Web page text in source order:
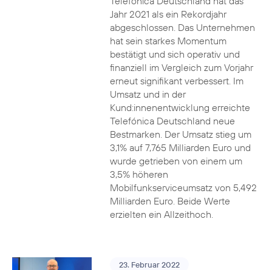
Jahr 2021 als ein Rekordjahr
abgeschlossen. Das Unternehmen
hat sein starkes Momentum
bestätigt und sich operativ und
finanziell im Vergleich zum Vorjahr
erneut signifikant verbessert. Im
Umsatz und in der
Kund:innenentwicklung erreichte
Telefónica Deutschland neue
Bestmarken. Der Umsatz stieg um
3,1% auf 7,765 Milliarden Euro und
wurde getrieben von einem um
3,5% höheren
Mobilfunkserviceumsatz von 5,492
Milliarden Euro. Beide Werte
erzielten ein Allzeithoch.
23. Februar 2022